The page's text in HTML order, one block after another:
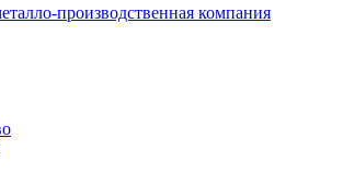
производственная компания